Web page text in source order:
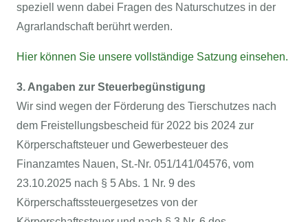
speziell wenn dabei Fragen des Naturschutzes in der
Agrarlandschaft berührt werden.
Hier können Sie unsere vollständige Satzung einsehen.
3. Angaben zur Steuerbegünstigung
Wir sind wegen der Förderung des Tierschutzes nach
dem Freistellungsbescheid für 2022 bis 2024 zur
Körperschaftsteuer und Gewerbesteuer des
Finanzamtes Nauen, St.-Nr. 051/141/04576, vom
23.10.2025 nach § 5 Abs. 1 Nr. 9 des
Körperschaftssteuergesetzes von der